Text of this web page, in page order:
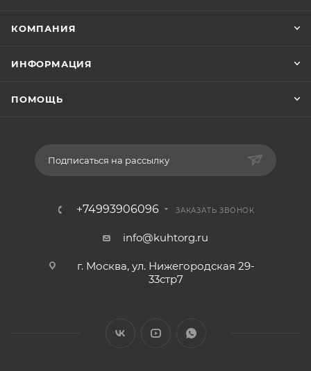
КОМПАНИЯ
ИНФОРМАЦИЯ
ПОМОЩЬ
Подписаться на рассылку
+74993906096 ЗАКАЗАТЬ ЗВОНОК
info@kuhtorg.ru
г. Москва, ул. Нижегородская 29-
33стр7